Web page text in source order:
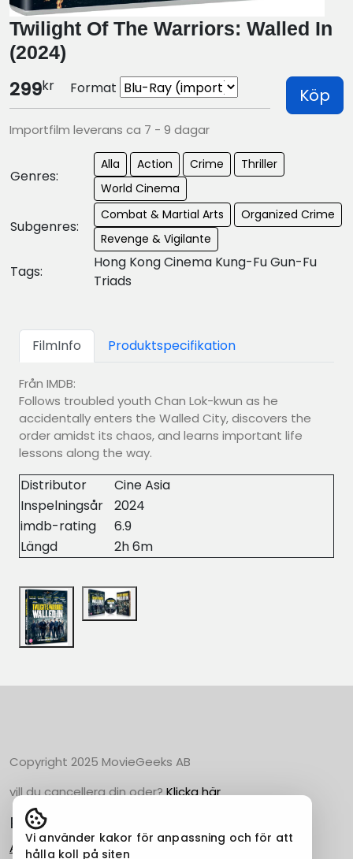
Twilight Of The Warriors: Walled In
(2024)
299kr Format Köp
Importfilm leverans ca 7 - 9 dagar
Genres:
Alla Action Crime
Thriller
World Cinema
Subgenres:
Combat & Martial Arts
Organized Crime
Revenge & Vigilante
Tags:
Hong Kong Cinema Kung-Fu Gun-Fu
Triads
FilmInfo Produktspecifikation
Från IMDB:
Follows troubled youth Chan Lok-kwun as he
accidentally enters the Walled City, discovers the
order amidst its chaos, and learns important life
lessons along the way.
Distributor
Cine Asia
Inspelningsår
2024
imdb-rating
6.9
Längd
2h 6m
Copyright 2025 MovieGeeks AB
vill du cancellera din oder?Klicka här
Populära Kategorier
Action
Vi använder kakor för anpassning och för att
hålla koll på siten